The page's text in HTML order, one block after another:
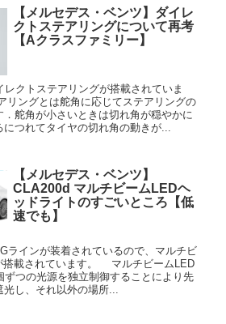
【メルセデス・ベンツ】ダイレ
クトステアリングについて再考
【Aクラスファミリー】
クトステアリングが搭載されていま
ングとは舵角に応じてステアリングの
舵角が小さいときは切れ角が穏やかに
つれてタイヤの切れ角の動きが...
【メルセデス・ベンツ】
CLA200d マルチビームLEDヘ
ッドライトのすごいところ【低
速でも】
ラインが装着されているので、マルチビ
搭載されています。 マルチビームLED
ずつの光源を独立制御することにより先
し、それ以外の場所...